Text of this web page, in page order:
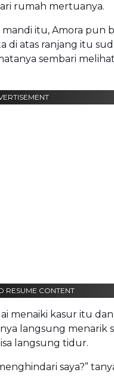
rumah mertuanya.
itu, Amora pun
di atas ranjang itu
sembari
RESUME CONTENT
menaiki kasur itu
langsung menarik
langsung tidur.
saya?”